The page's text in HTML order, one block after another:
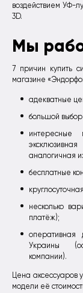
воздействием УФ-
3D.
Мы
7 причин купить
магазине
адекватные
большой
аналогичная
бесплатные
несколько
платёж);
оперативная
Украины
компании).
Цена аксессуаров
модели её